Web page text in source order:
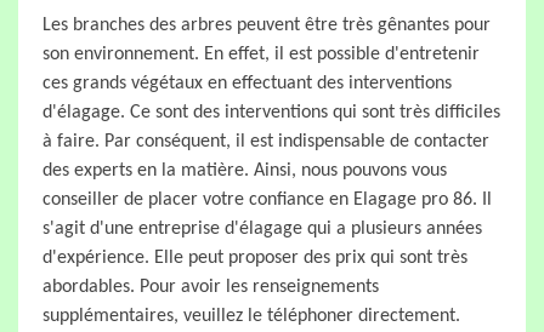
Les branches des arbres peuvent être très gênantes pour
son environnement. En effet, il est possible d'entretenir
ces grands végétaux en effectuant des interventions
d'élagage. Ce sont des interventions qui sont très difficiles
à faire. Par conséquent, il est indispensable de contacter
des experts en la matière. Ainsi, nous pouvons vous
conseiller de placer votre confiance en Elagage pro 86. Il
s'agit d'une entreprise d'élagage qui a plusieurs années
d'expérience. Elle peut proposer des prix qui sont très
abordables. Pour avoir les renseignements
supplémentaires, veuillez le téléphoner directement.